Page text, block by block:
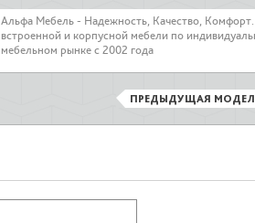
Альфа Мебель - Надежность, Качество,
встроенной и корпусной мебели по
мебельном рынке с 2002 года
ПРЕДЫДУЩАЯ